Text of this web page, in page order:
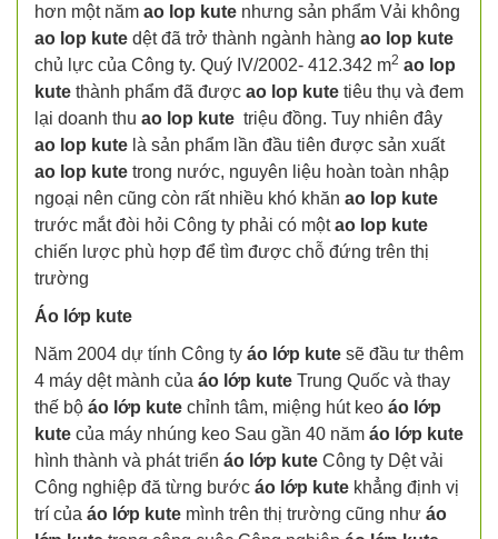
hơn một năm ao lop kute nhưng sản phẩm Vải không
ao lop kute dệt đã trở thành ngành hàng ao lop kute
chủ lực của Công ty. Quý IV/2002- 412.342 m2 ao lop
kute thành phẩm đã được ao lop kute tiêu thụ và đem
lại doanh thu ao lop kute triệu đồng. Tuy nhiên đây
ao lop kute là sản phẩm lần đầu tiên được sản xuất
ao lop kute trong nước, nguyên liệu hoàn toàn nhập
ngoại nên cũng còn rất nhiều khó khăn ao lop kute
trước mắt đòi hỏi Công ty phải có mộtao lop kute
chiến lược phù hợp để tìm được chỗ đứng trên thị
trường
Áo lớp kute
Năm 2004 dự tính Công ty áo lớp kute sẽ đầu tư thêm
4 máy dệt mành của áo lớp kute Trung Quốc và thay
thế bộ áo lớp kute chỉnh tâm, miệng hút keo áo lớp
kute của máy nhúng keo Sau gần 40 năm áo lớp kute
hình thành và phát triển áo lớp kute Công ty Dệt vải
Công nghiệp đă từng bước áo lớp kute khẳng định vị
trí của áo lớp kute mình trên thị trường cũng như áo